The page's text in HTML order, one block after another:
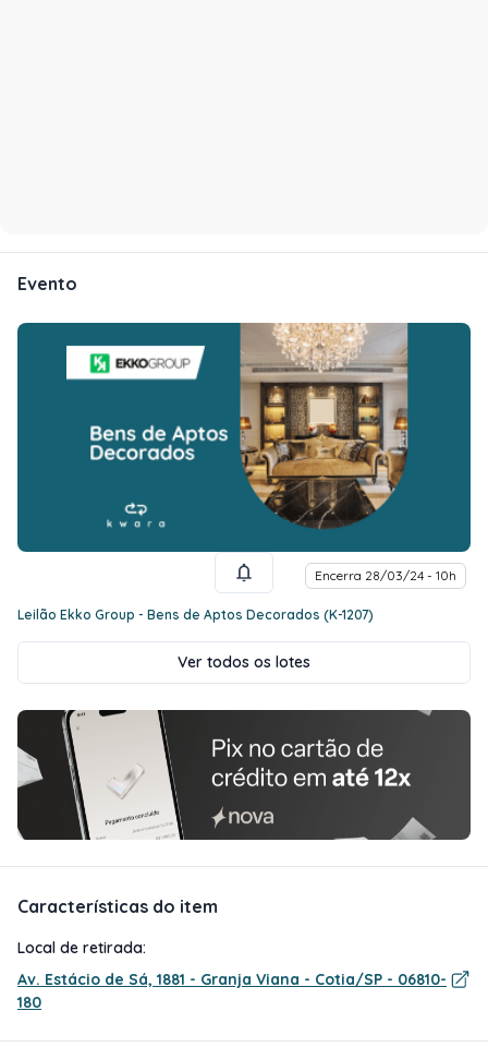
Evento
Encerra 28/03/24 - 10h
Leilão Ekko Group - Bens de Aptos Decorados (K-1207)
Ver todos os lotes
Características do item
Local de retirada:
Av. Estácio de Sá, 1881 - Granja Viana - Cotia/SP - 06810-
180